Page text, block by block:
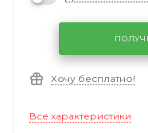
Хочу бесплатно!
Все характеристики